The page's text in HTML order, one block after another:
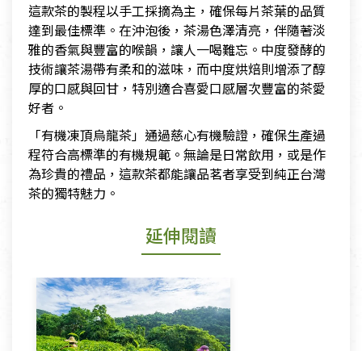
這款茶的製程以手工採摘為主，確保每片茶葉的品質
達到最佳標準。在沖泡後，茶湯色澤清亮，伴隨著淡
雅的香氣與豐富的喉韻，讓人一喝難忘。中度發酵的
技術讓茶湯帶有柔和的滋味，而中度烘焙則增添了醇
厚的口感與回甘，特別適合喜愛口感層次豐富的茶愛
好者。
「有機凍頂烏龍茶」通過慈心有機驗證，確保生產過
程符合高標準的有機規範。無論是日常飲用，或是作
為珍貴的禮品，這款茶都能讓品茗者享受到純正台灣
茶的獨特魅力。
延伸閱讀